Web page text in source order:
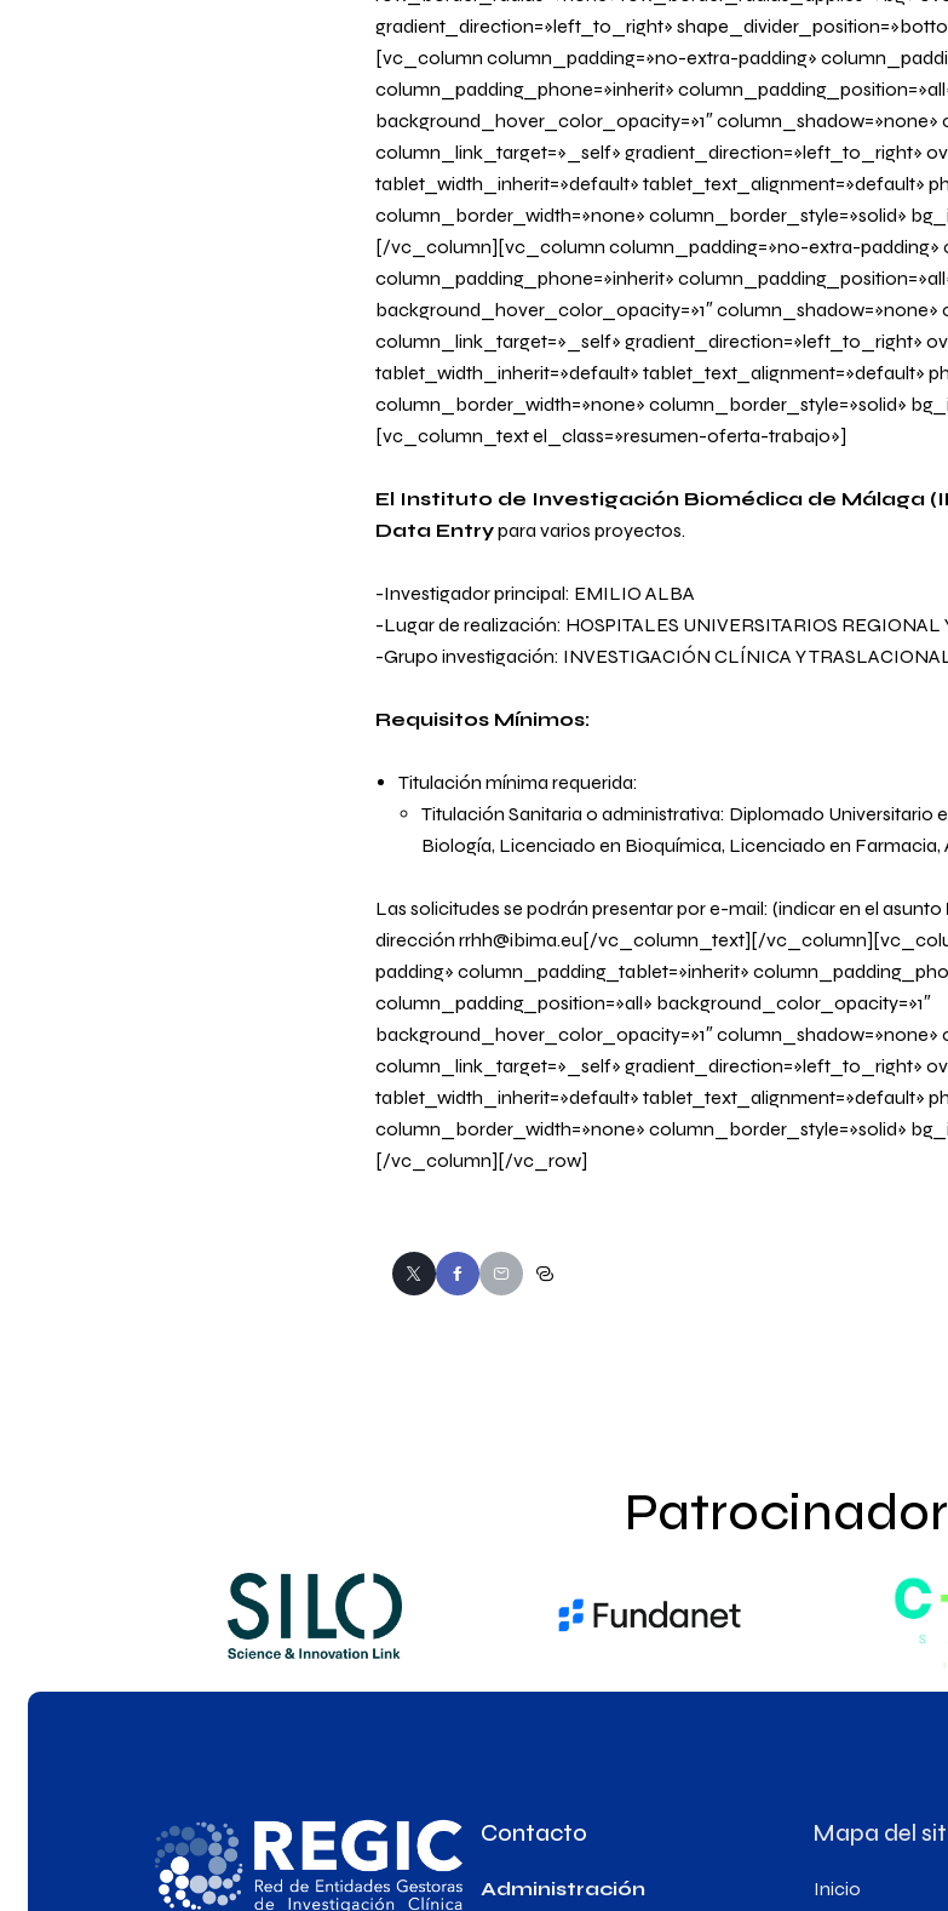
gradient_direction=»left_to_right»
[vc_column column_padding=»no-extra-padding»
column_padding_phone=»inherit»
background_hover_color_opacity=»1″ column_shadow=»none»
column_link_target=»_self» gradient_direction=»left_to_right»
tablet_width_inherit=»default» tablet_text_alignment=»default»
column_border_width=»none» column_border_style=»solid»
[/vc_column][vc_column column_padding=»no-extra-padding»
column_padding_phone=»inherit»
background_hover_color_opacity=»1″ column_shadow=»none»
column_link_target=»_self» gradient_direction=»left_to_right»
tablet_width_inherit=»default» tablet_text_alignment=»default»
column_border_width=»none» column_border_style=»solid»
[vc_column_text el_class=»resumen-oferta-trabajo»]
El Instituto de Investigación Biomédica de Málaga
Data Entrypara varios proyectos.
-Investigador principal: EMILIO ALBA
-Lugar de realización: HOSPITALES UNIVERSITARIOS REGIONAL
-Grupo investigación: INVESTIGACIÓN CLÍNICA Y
Requisitos Mínimos:
Titulación mínima requerida:
Titulación Sanitaria o administrativa: Diplomado Universitario
Biología, Licenciado en Bioquímica, Licenciado en Farmacia,
Las solicitudes se podrán presentar por e-mail: (indicar en el asunto
dirección rrhh@ibima.eu[/vc_column_text][/
padding» column_padding_tablet=»inherit»
column_padding_position=»all» background_color_opacity=»1″
background_hover_color_opacity=»1″ column_shadow=»none»
column_link_target=»_self» gradient_direction=»left_to_right»
tablet_width_inherit=»default» tablet_text_alignment=»default»
column_border_width=»none» column_border_style=»solid»
[/vc_column][/vc_row]
Contacto
Administración
Mapa del
Inicio